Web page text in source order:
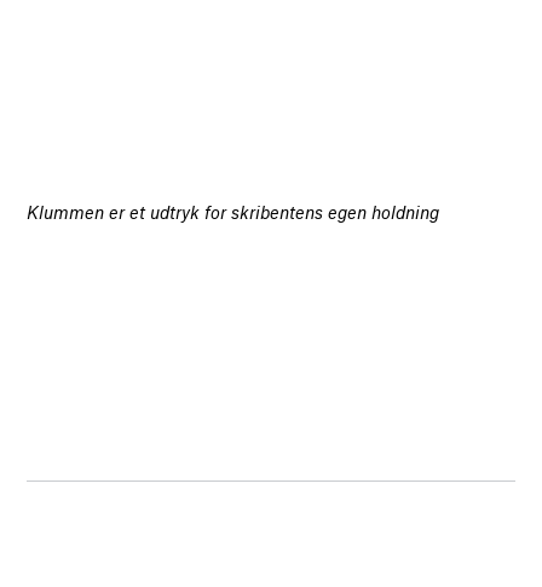
Klummen er et udtryk for skribentens egen holdning